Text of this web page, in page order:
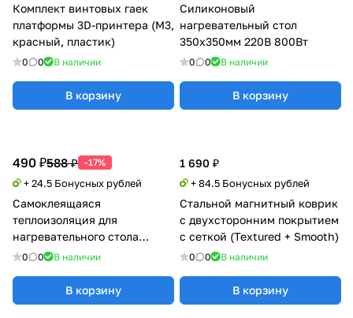
Силиконовый
нагревательный стол
350х350мм 220В 800Вт
0 0 В наличии
В корзину
490 ₽588 ₽ -17%
+ 24.5 Бонусных рублей
Самоклеящаяся
теплоизоляция для
нагревательного стола
(100°C) 235х235
0 0 В наличии
В корзину
1 690 ₽
+ 84.5 Бонусных рублей
Стальной магнитный коврик
с двухсторонним покрытием
c сеткой (Textured + Smooth)
0 0 В наличии
В корзину
Комплект винтовых гаек
платформы 3D-принтера (М3,
красный, пластик)
0 0 В наличии
В корзину